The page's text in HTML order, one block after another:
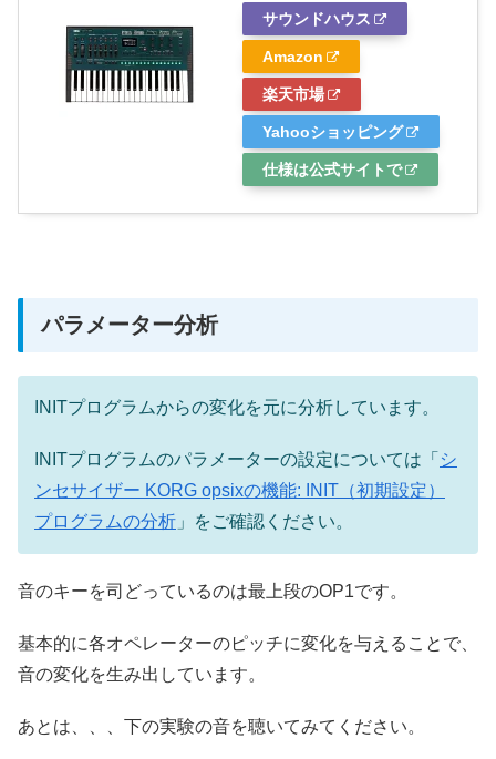
サウンドハウス
Amazon
楽天市場
Yahooショッピング
仕様は公式サイトで
パラメーター分析
INITプログラムからの変化を元に分析しています。
INITプログラムのパラメーターの設定については「 シ
ンセサイザー KORG opsixの機能: INIT（初期設定）
プログラムの分析 」をご確認ください。
音のキーを司どっているのは最上段のOP1です。
基本的に各オペレーターのピッチに変化を与えることで、
音の変化を生み出しています。
あとは、、、下の実験の音を聴いてみてください。